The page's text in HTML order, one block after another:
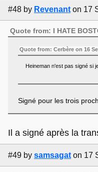
#48 by Revenant on 17
Quote from: I HATE
Quote from: Cerbère on 16
Heineman n'est pas signé si
Signé pour les trois
Il a signé après la
#49 by samsagat on 17